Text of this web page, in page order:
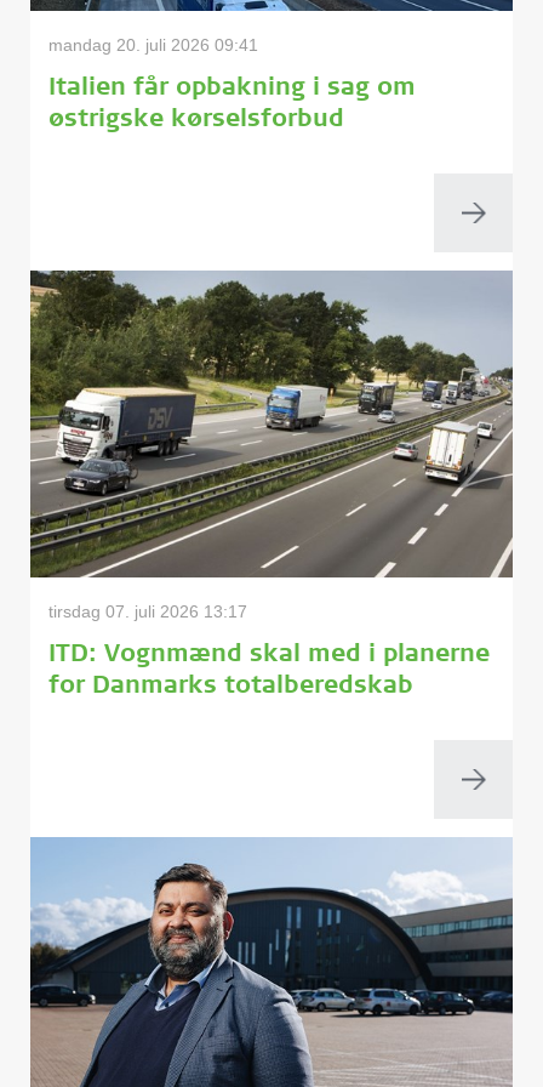
mandag 20. juli 2026 09:41
Italien får opbakning i sag om
østrigske kørselsforbud
tirsdag 07. juli 2026 13:17
ITD: Vognmænd skal med i planerne
for Danmarks totalberedskab